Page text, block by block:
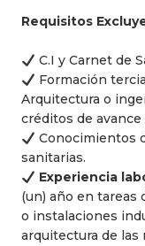
Requisitos
C.I y Carnet de
Formación
Arquitectura o
créditos de avance
Conocimientos
sanitarias.
Experiencia
(un) año en tareas
o instalaciones
arquitectura de las